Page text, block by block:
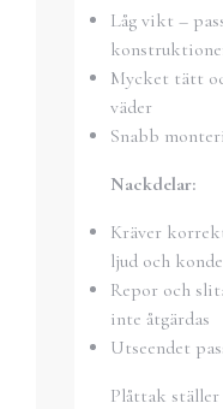
Låg vikt –
Mycket tätt
väder
Snabb
Nackdelar:
Kräver
ljud och
Repor och
inte åtgärdas
Utseendet
Plåttak